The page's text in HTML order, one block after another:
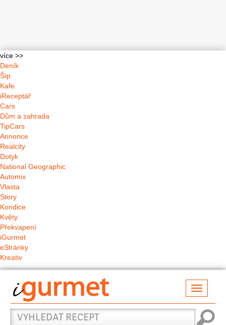
více >>
Deník
Šíp
Kafe
iReceptář
Cars
Dům a zahrada
TipCars
Annonce
Realcity
Dotyk
National Geographic
Automix
Vlasta
Story
Kondice
Květy
Překvapení
iGurmet
eStránky
Kreativ
Vyhledat
recept